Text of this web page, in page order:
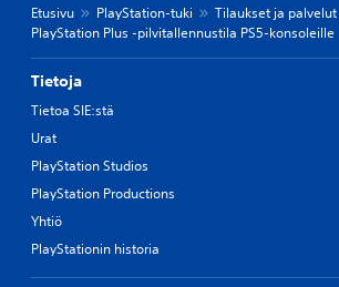
Etusivu PlayStation-tuki
Tilaukset ja palvelut
PlayStation Plus -pilvitallennustila PS5-konsoleille
Tietoja
Tietoa SIE:stä
Urat
PlayStation Studios
PlayStation Productions
Yhtiö
PlayStationin historia